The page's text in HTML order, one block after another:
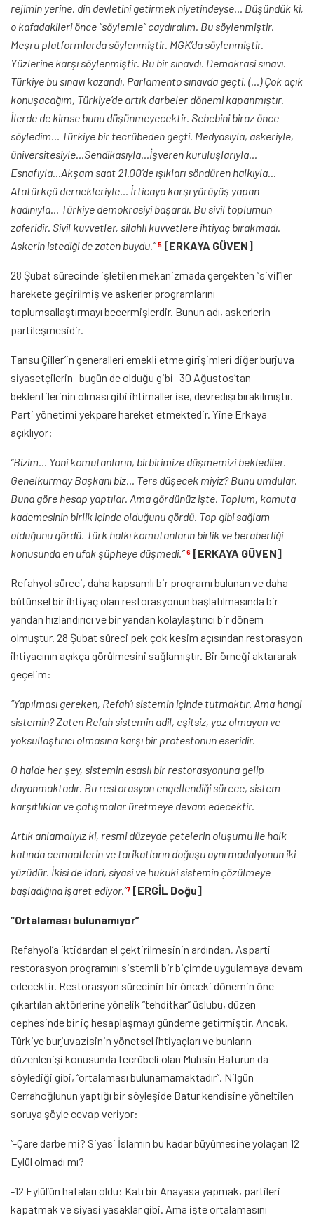
rejimin yerine, din devletini getirmek niyetindeyse… Düşündük ki,
o kafadakileri önce “söylemle” caydıralım. Bu söylenmiştir.
Meşru platformlarda söylenmiştir. MGK’da söylenmiştir.
Yüzlerine karşı söylenmiştir. Bu bir sınavdı. Demokrasi sınavı.
Türkiye bu sınavı kazandı. Parlamento sınavda geçti. (…) Çok açık
konuşacağım, Türkiye’de artık darbeler dönemi kapanmıştır.
İlerde de kimse bunu düşünmeyecektir. Sebebini biraz önce
söyledim… Türkiye bir tecrübeden geçti. Medyasıyla, askeriyle,
üniversitesiyle…Sendikasıyla…İşveren kuruluşlarıyla…
Esnafıyla…Akşam saat 21.00’de ışıkları söndüren halkıyla…
Atatürkçü dernekleriyle… İrticaya karşı yürüyüş yapan
kadınıyla… Türkiye demokrasiyi başardı. Bu sivil toplumun
zaferidir. Sivil kuvvetler, silahlı kuvvetlere ihtiyaç bırakmadı.
Askerin istediği de zaten buydu.” 5 [ERKAYA GÜVEN]
28 Şubat sürecinde işletilen mekanizmada gerçekten “sivil”ler
harekete geçirilmiş ve askerler programlarını
toplumsallaştırmayı becermişlerdir. Bunun adı, askerlerin
partileşmesidir.
Tansu Çiller’in generalleri emekli etme girişimleri diğer burjuva
siyasetçilerin -bugün de olduğu gibi- 30 Ağustos’tan
beklentilerinin olması gibi ihtimaller ise, devredışı bırakılmıştır.
Parti yönetimi yekpare hareket etmektedir. Yine Erkaya
açıklıyor:
“Bizim… Yani komutanların, birbirimize düşmemizi beklediler.
Genelkurmay Başkanı biz… Ters düşecek miyiz? Bunu umdular.
Buna göre hesap yaptılar. Ama gördünüz işte. Toplum, komuta
kademesinin birlik içinde olduğunu gördü. Top gibi sağlam
olduğunu gördü. Türk halkı komutanların birlik ve beraberliği
konusunda en ufak şüpheye düşmedi.” 6 [ERKAYA GÜVEN]
Refahyol süreci, daha kapsamlı bir programı bulunan ve daha
bütünsel bir ihtiyaç olan restorasyonun başlatılmasında bir
yandan hızlandırıcı ve bir yandan kolaylaştırıcı bir dönem
olmuştur. 28 Şubat süreci pek çok kesim açısından restorasyon
ihtiyacının açıkça görülmesini sağlamıştır. Bir örneği aktararak
geçelim:
“Yapılması gereken, Refah’ı sistemin içinde tutmaktır. Ama hangi
sistemin? Zaten Refah sistemin adil, eşitsiz, yoz olmayan ve
yoksullaştırıcı olmasına karşı bir protestonun eseridir.
O halde her şey, sistemin esaslı bir restorasyonuna gelip
dayanmaktadır. Bu restorasyon engellendiği sürece, sistem
karşıtlıklar ve çatışmalar üretmeye devam edecektir.
Artık anlamalıyız ki, resmi düzeyde çetelerin oluşumu ile halk
katında cemaatlerin ve tarikatların doğuşu aynı madalyonun iki
yüzüdür. İkisi de idari, siyasi ve hukuki sistemin çözülmeye
başladığına işaret ediyor.”7 [ERGİL Doğu]
“Ortalaması bulunamıyor”
Refahyol’a iktidardan el çektirilmesinin ardından, Asparti
restorasyon programını sistemli bir biçimde uygulamaya devam
edecektir. Restorasyon sürecinin bir önceki dönemin öne
çıkartılan aktörlerine yönelik “tehditkar” üslubu, düzen
cephesinde bir iç hesaplaşmayı gündeme getirmiştir. Ancak,
Türkiye burjuvazisinin yönetsel ihtiyaçları ve bunların
düzenlenişi konusunda tecrübeli olan Muhsin Baturun da
söylediği gibi, “ortalaması bulunamamaktadır”. Nilgün
Cerrahoğlunun yaptığı bir söyleşide Batur kendisine yöneltilen
soruya şöyle cevap veriyor:
“-Çare darbe mi? Siyasi İslamın bu kadar büyümesine yolaçan 12
Eylül olmadı mı?
-12 Eylül’ün hataları oldu: Katı bir Anayasa yapmak, partileri
kapatmak ve siyasi yasaklar gibi. Ama işte ortalamasını